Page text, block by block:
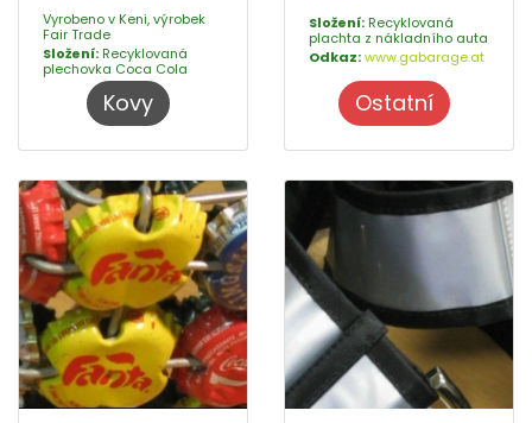
Vyrobeno v Keni, výrobek
Fair Trade
Složení: Recyklovaná
plechovka Coca Cola
Kovy
Složení: Recyklovaná
plachta z nákladního auta
Odkaz:www.gabarage.at
Ostatní